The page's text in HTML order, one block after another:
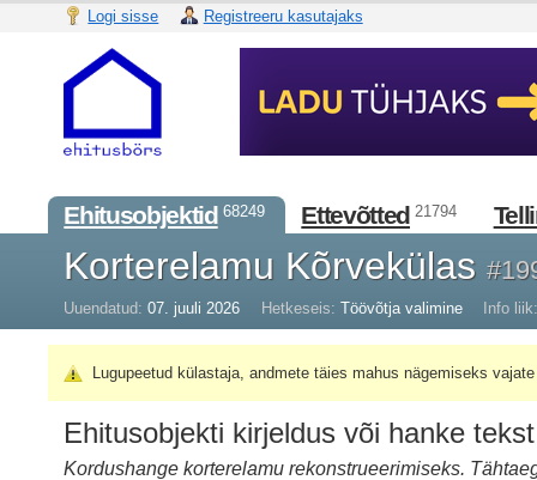
Logi sisse Registreeru kasutajaks
Ehitusobjektid 68249 Ettevõtted 21794
Korterelamu Kõrvekülas
Uuendatud: 07. juuli 2026 Hetkeseis: Töövõtja valimine Info liik:
Lugupeetud külastaja, andmete täies mahus nägemiseks
Ehitusobjekti kirjeldus või hanke tekst
Kordushange korterelamu rekonstrueerimiseks.